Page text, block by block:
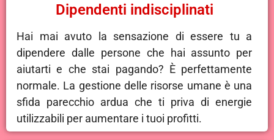
Dipendenti indisciplinati
Hai mai avuto la sensazione di essere tu a
dipendere dalle persone che hai assunto per
aiutarti e che stai pagando? È perfettamente
normale. La gestione delle risorse umane è una
sfida parecchio ardua che ti priva di energie
utilizzabili per aumentare i tuoi profitti.